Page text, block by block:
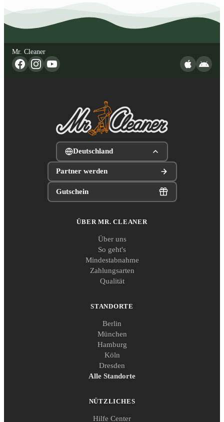
Mr. Cleaner
Deutschland
Partner werden
Gutschein
ÜBER MR. CLEANER
Über uns
So geht's
Mindestabnahme
Zahlungsarten
Qualität
STANDORTE
Berlin
München
Hamburg
Köln
Dresden
Alle Standorte
NÜTZLICHES
Hilfe Center